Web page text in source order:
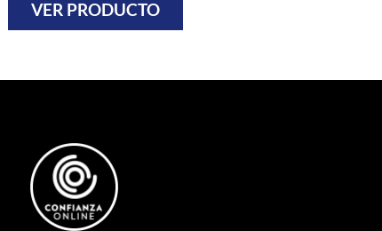
VER PRODUCTO